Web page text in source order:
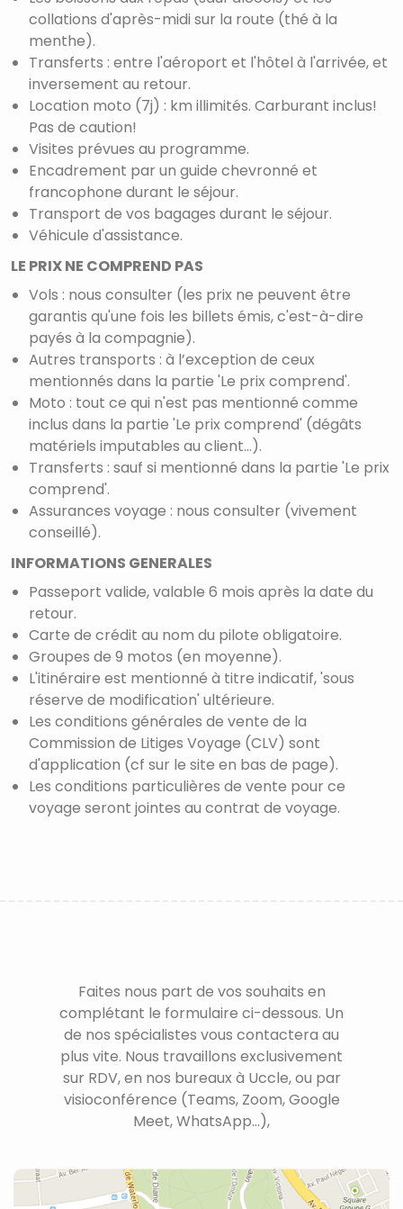
collations d'après-midi sur la route (thé à la
menthe).
Transferts : entre l'aéroport et l'hôtel à l'arrivée, et
inversement au retour.
Location moto (7j) : km illimités. Carburant inclus!
Pas de caution!
Visites prévues au programme.
Encadrement par un guide chevronné et
francophone durant le séjour.
Transport de vos bagages durant le séjour.
Véhicule d'assistance.
LE PRIX NE COMPREND PAS
Vols : nous consulter (les prix ne peuvent être
garantis qu'une fois les billets émis, c'est-à-dire
payés à la compagnie).
Autres transports : à l’exception de ceux
mentionnés dans la partie 'Le prix comprend'.
Moto : tout ce qui n'est pas mentionné comme
inclus dans la partie 'Le prix comprend' (dégâts
matériels imputables au client...).
Transferts : sauf si mentionné dans la partie 'Le prix
comprend'.
Assurances voyage : nous consulter (vivement
conseillé).
INFORMATIONS GENERALES
Passeport valide, valable 6 mois après la date du
retour.
Carte de crédit au nom du pilote obligatoire.
Groupes de 9 motos (en moyenne).
L'itinéraire est mentionné à titre indicatif, 'sous
réserve de modification' ultérieure.
Les conditions générales de vente de la
Commission de Litiges Voyage (CLV) sont
d'application (cf sur le site en bas de page).
Les conditions particulières de vente pour ce
voyage seront jointes au contrat de voyage.
Faites nous part de vos souhaits en
complétant le formulaire ci-dessous. Un
de nos spécialistes vous contactera au
plus vite. Nous travaillons exclusivement
sur RDV, en nos bureaux à Uccle, ou par
visioconférence (Teams, Zoom, Google
Meet, WhatsApp...),